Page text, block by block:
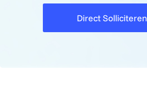
Direct Solliciteren